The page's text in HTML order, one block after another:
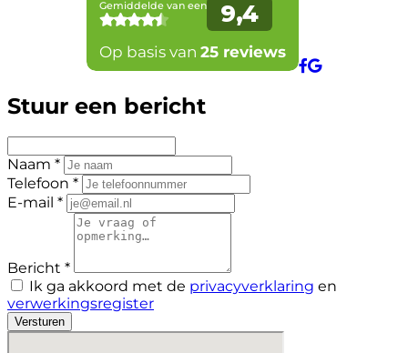
Stuur een bericht
Naam *
Telefoon *
E-mail *
Bericht *
Ik ga akkoord met de privacyverklaring en
verwerkingsregister
Versturen